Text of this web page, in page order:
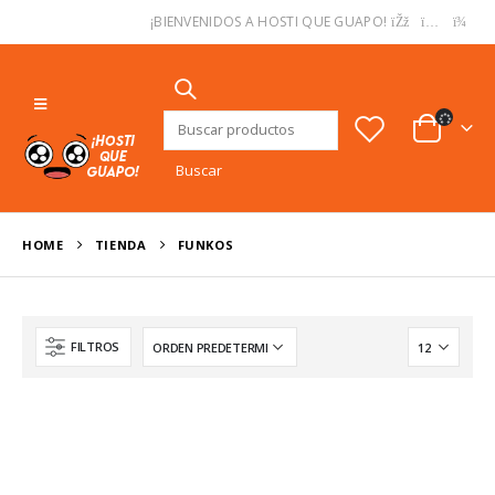
¡BIENVENIDOS A HOSTI QUE GUAPO!
Buscar:
HOME TIENDA FUNKOS
FILTROS